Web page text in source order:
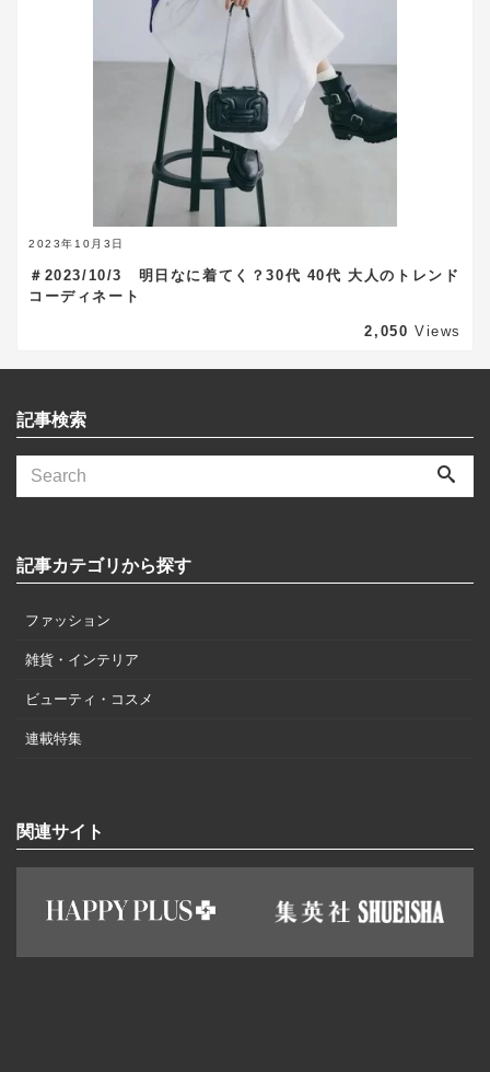
2023年10月3日
＃2023/10/3 明日なに着てく？30代 40代 大人のトレンド
コーディネート
2,050 Views
記事検索
記事カテゴリから探す
ファッション
雑貨・インテリア
ビューティ・コスメ
連載特集
関連サイト